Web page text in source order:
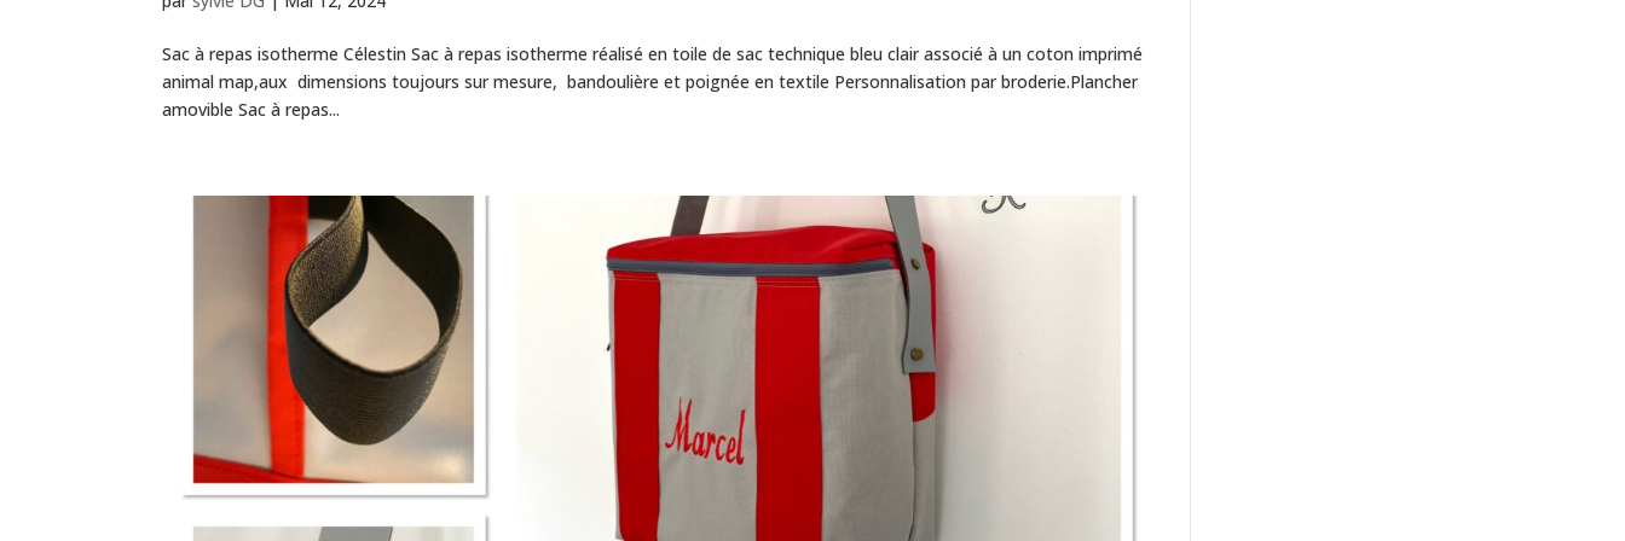
Sac à repas isotherme Célestin Sac à repas isotherme réalisé en toile de sac technique bleu clair associé à un coton imprimé
animal map,aux dimensions toujours sur mesure, bandoulière et poignée en textile Personnalisation par broderie.Plancher
amovible Sac à repas...